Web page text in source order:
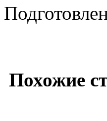
Похожие